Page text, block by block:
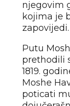
njegovim
kojima je
zapovijedi.
Putu
prethodili
1819.
Moshe
poticati